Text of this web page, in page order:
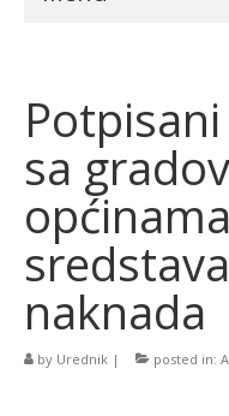
Službeni glasnici
Javne nabavke
Značajni datumi i
Program
sektoru
sa
naknada
by Urednik | posted in: